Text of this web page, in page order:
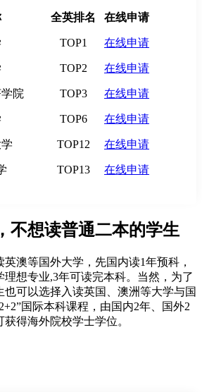
全英排名 在线申请
TOP1 在线申请
TOP2 在线申请
院 TOP3 在线申请
TOP6 在线申请
TOP12 在线申请
TOP13 在线申请
不想读普通二本的学生
澳等国外大学，先国内读1年预科，
想专业,3年可读完本科。当然，为了
可以选择入读英国、澳洲等大学与国
国际本科课程，由国内2年、国外2
得海外院校学士学位。